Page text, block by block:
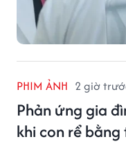
PHIM ẢNH 2 giờ
Phản ứng gia
khi con rể